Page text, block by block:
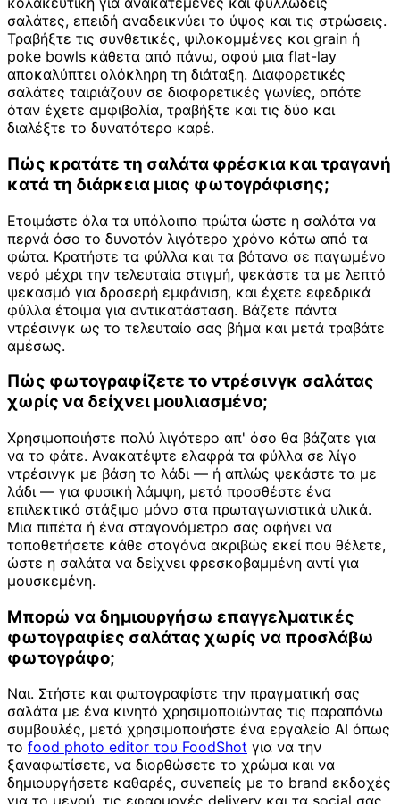
σαλάτες, επειδή αναδεικνύει το ύψος και τις στρώσεις.
Τραβήξτε τις συνθετικές, ψιλοκομμένες και grain ή
poke bowls κάθετα από πάνω, αφού μια flat-lay
αποκαλύπτει ολόκληρη τη διάταξη. Διαφορετικές
σαλάτες ταιριάζουν σε διαφορετικές γωνίες, οπότε
όταν έχετε αμφιβολία, τραβήξτε και τις δύο και
διαλέξτε το δυνατότερο καρέ.
Πώς κρατάτε τη σαλάτα φρέσκια και τραγανή
κατά τη διάρκεια μιας φωτογράφισης;
Ετοιμάστε όλα τα υπόλοιπα πρώτα ώστε η σαλάτα να
περνά όσο το δυνατόν λιγότερο χρόνο κάτω από τα
φώτα. Κρατήστε τα φύλλα και τα βότανα σε παγωμένο
νερό μέχρι την τελευταία στιγμή, ψεκάστε τα με λεπτό
ψεκασμό για δροσερή εμφάνιση, και έχετε εφεδρικά
φύλλα έτοιμα για αντικατάσταση. Βάζετε πάντα
ντρέσινγκ ως το τελευταίο σας βήμα και μετά τραβάτε
αμέσως.
Πώς φωτογραφίζετε το ντρέσινγκ σαλάτας
χωρίς να δείχνει μουλιασμένο;
Χρησιμοποιήστε πολύ λιγότερο απ' όσο θα βάζατε για
να το φάτε. Ανακατέψτε ελαφρά τα φύλλα σε λίγο
ντρέσινγκ με βάση το λάδι — ή απλώς ψεκάστε τα με
λάδι — για φυσική λάμψη, μετά προσθέστε ένα
επιλεκτικό στάξιμο μόνο στα πρωταγωνιστικά υλικά.
Μια πιπέτα ή ένα σταγονόμετρο σας αφήνει να
τοποθετήσετε κάθε σταγόνα ακριβώς εκεί που θέλετε,
ώστε η σαλάτα να δείχνει φρεσκοβαμμένη αντί για
μουσκεμένη.
Μπορώ να δημιουργήσω επαγγελματικές
φωτογραφίες σαλάτας χωρίς να προσλάβω
φωτογράφο;
Ναι. Στήστε και φωτογραφίστε την πραγματική σας
σαλάτα με ένα κινητό χρησιμοποιώντας τις παραπάνω
συμβουλές, μετά χρησιμοποιήστε ένα εργαλείο AI όπως
το food photo editor του FoodShot για να την
ξαναφωτίσετε, να διορθώσετε το χρώμα και να
δημιουργήσετε καθαρές, συνεπείς με το brand εκδοχές